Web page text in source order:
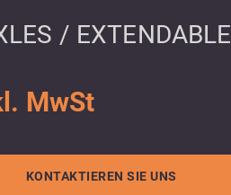
/ EXTENDABLE
MwSt
KONTAKTIEREN SIE UNS